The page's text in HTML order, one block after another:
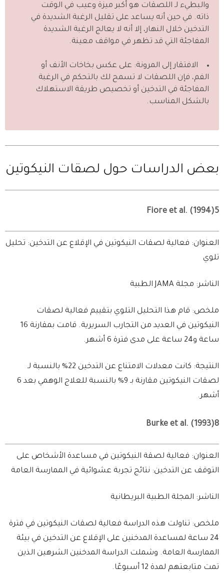
والبطيء لـ اللصقات هو أكبر ميزة وعيب في الوقت
ذاته. في حين أنه يساعد على تقليل الرغبة الشديدة في
التدخين خلال النهار، إلا أنه لا يعالج الرغبة الشديدة
المفاجئة التي قد تظهر في مواقف معينة.
الافتقار إلى المرونة: على عكس بخاخات الأنف أو
الفم، فإن اللصقات لا تسمح لك بالتحكم في الرغبة
المفاجئة في التدخين أو تخصيص طريقة الاستهلاك
بالشكل المناسب.
بعض الدراسات حول لصقات النيكوتين
Fiore et al. (1994)5
العنوان: فعالية لصقات النيكوتين في الإقلاع عن التدخين: تحليل
تلوي
الناشر: مجلة JAMA الطبية
ملخص: قام هذا التحليل التلوي بتقييم فعالية لصقات
النيكوتين في العديد من التجارب السريرية. قامت بمقارنة 16
ساعة و24 ساعة على مدى فترة 6 أشهر.
النتيجة: كانت معدلات الامتناع عن التدخين 22% بالنسبة لـ
لصقات النيكوتين مقارنة بـ 9% بالنسبة للعلاج الوهمي بعد 6
أشهر.
Burke et al. (1993)8
العنوان: فعالية لصقة النيكوتين في مساعدة الأشخاص على
التوقف عن التدخين: نتائج تجربة عشوائية في الممارسة العامة
الناشر: المجلة الطبية البريطانية
ملخص: تناولت هذه الدراسة فعالية لصقات النيكوتين في فترة
24 ساعة لمساعدة المدخنين على الإقلاع عن التدخين في بيئة
الممارسة العامة. وشملت الدراسة المدخنين الشرهين الذين
تمت متابعتهم لمدة 12 أسبوعًا.